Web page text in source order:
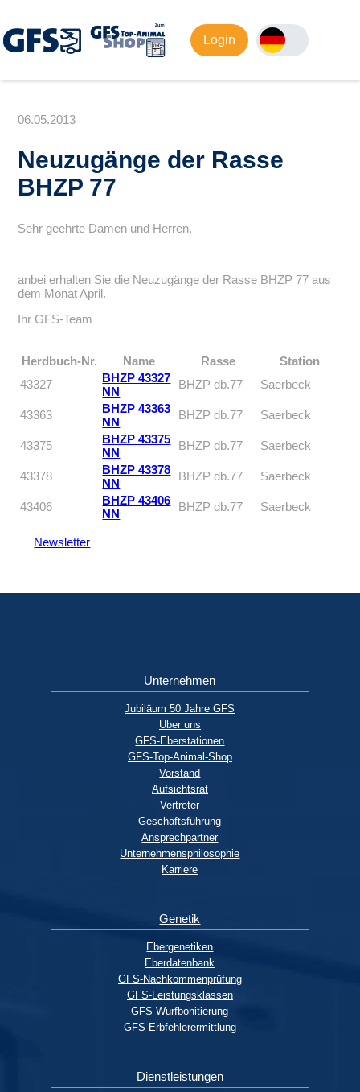
Login
06.05.2013
Neuzugänge der Rasse
BHZP 77
Sehr geehrte Damen und Herren,
anbei erhalten Sie die Neuzugänge der Rasse BHZP 77 aus
dem Monat April.
Ihr GFS-Team
Herdbuch-Nr. Name Rasse
Station
43327
BHZP 43327
NN
BHZP db.77 Saerbeck
43363
BHZP 43363
NN
BHZP db.77 Saerbeck
43375
BHZP 43375
NN
BHZP db.77 Saerbeck
43378
BHZP 43378
NN
BHZP db.77 Saerbeck
43406
BHZP 43406
NN
BHZP db.77 Saerbeck
Newsletter
Unternehmen
Jubiläum 50 Jahre GFS
Über uns
GFS-Eberstationen
GFS-Top-Animal-Shop
Vorstand
Aufsichtsrat
Vertreter
Geschäftsführung
Ansprechpartner
Unternehmensphilosophie
Karriere
Genetik
Ebergenetiken
Eberdatenbank
GFS-Nachkommenprüfung
GFS-Leistungsklassen
GFS-Wurfbonitierung
GFS-Erbfehlerermittlung
Dienstleistungen